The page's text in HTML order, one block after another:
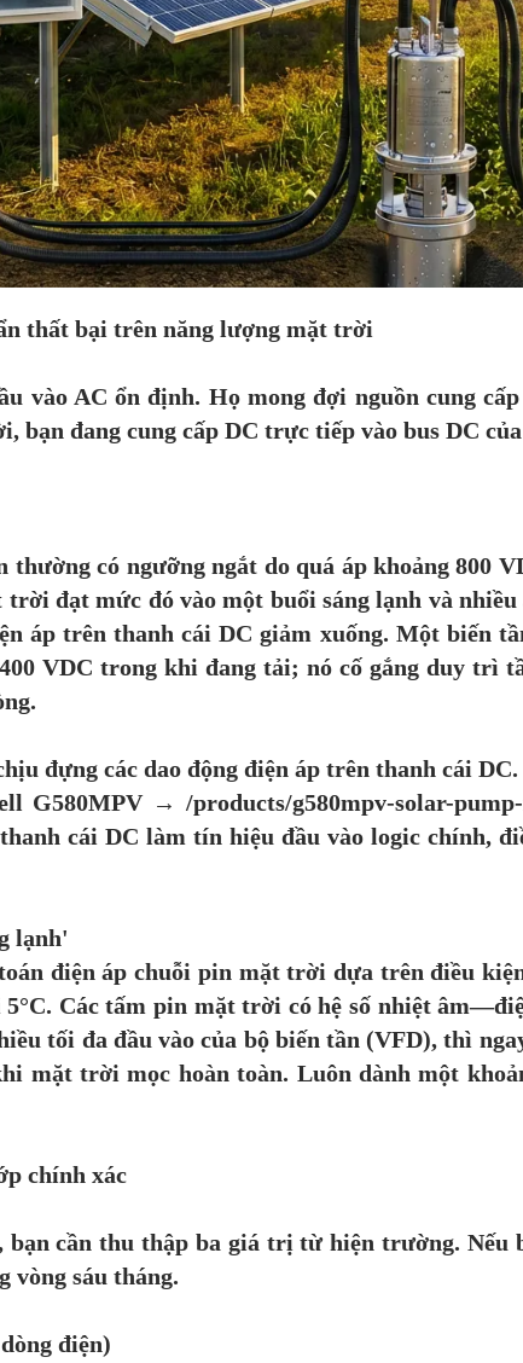
thất bại trên năng lượng mặt trời
vào AC ổn định. Họ mong đợi nguồn cung
đang cung cấp DC trực tiếp vào bus DC
có ngưỡng ngắt do quá áp khoảng 800
đạt mức đó vào một buổi sáng lạnh và
áp trên thanh cái DC giảm xuống. Một biến
VDC trong khi đang tải; nó cố gắng duy trì
đựng các dao động điện áp trên thanh cái
G580MPV → /products/g580mpv-solar-
cái DC làm tín hiệu đầu vào logic chính,
lạnh'
điện áp chuỗi pin mặt trời dựa trên điều
5°C. Các tấm pin mặt trời có hệ số nhiệt
tối đa đầu vào của bộ biến tần (VFD), thì
mặt trời mọc hoàn toàn. Luôn dành một
chính xác
cần thu thập ba giá trị từ hiện trường. Nếu
vòng sáu tháng.
điện)